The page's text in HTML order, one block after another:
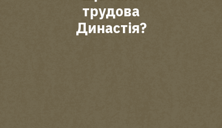
трудова
Династія?